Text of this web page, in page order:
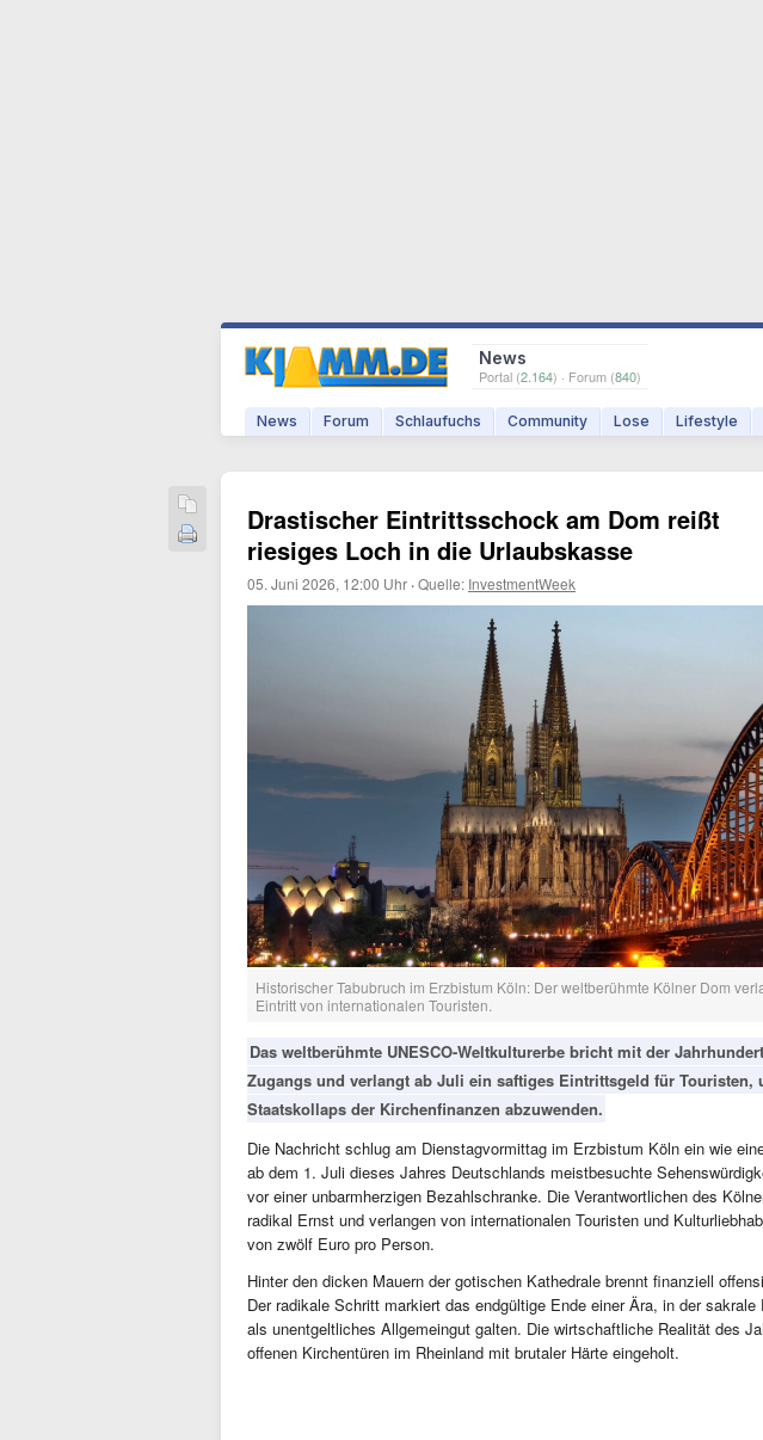
News
Portal (2.164) · Forum (840)
News Forum Schlaufuchs Community Lose Lifestyle
Drastischer Eintrittsschock am Dom reißt
riesiges Loch in die Urlaubskasse
05. Juni 2026, 12:00 Uhr ·Quelle: InvestmentWeek
Historischer Tabubruch im Erzbistum Köln: Der weltberühmte Kölner Dom
Eintritt von internationalen Touristen.
Das weltberühmte UNESCO-Weltkulturerbe bricht mit der
Zugangs und verlangt ab Juli ein saftiges Eintrittsgeld für Touristen,
Staatskollaps der Kirchenfinanzen abzuwenden.
Die Nachricht schlug am Dienstagvormittag im Erzbistum Köln ein wie
ab dem 1. Juli dieses Jahres Deutschlands meistbesuchte
vor einer unbarmherzigen Bezahlschranke. Die Verantwortlichen des
radikal Ernst und verlangen von internationalen Touristen und
von zwölf Euro pro Person.
Hinter den dicken Mauern der gotischen Kathedrale brennt finanziell
Der radikale Schritt markiert das endgültige Ende einer Ära, in der
als unentgeltliches Allgemeingut galten. Die wirtschaftliche Realität des
offenen Kirchentüren im Rheinland mit brutaler Härte eingeholt.